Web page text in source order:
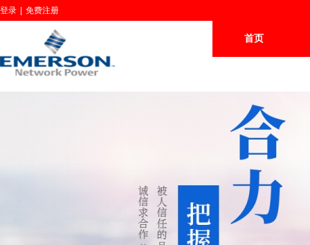
首页
登录 免费注册